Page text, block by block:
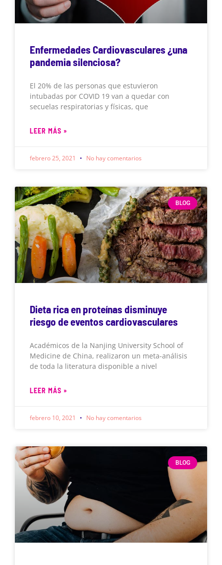
Enfermedades Cardiovasculares ¿una
pandemia silenciosa?
El 20% de las personas que estuvieron
intubadas por COVID 19 van a quedar con
secuelas respiratorias y físicas, que
LEER MÁS »
febrero 25, 2021 No hay comentarios
BLOG
Dieta rica en proteínas disminuye
riesgo de eventos cardiovasculares
Académicos de la Nanjing University School of
Medicine de China, realizaron un meta-análisis
de toda la literatura disponible a nivel
LEER MÁS »
febrero 10, 2021 No hay comentarios
BLOG